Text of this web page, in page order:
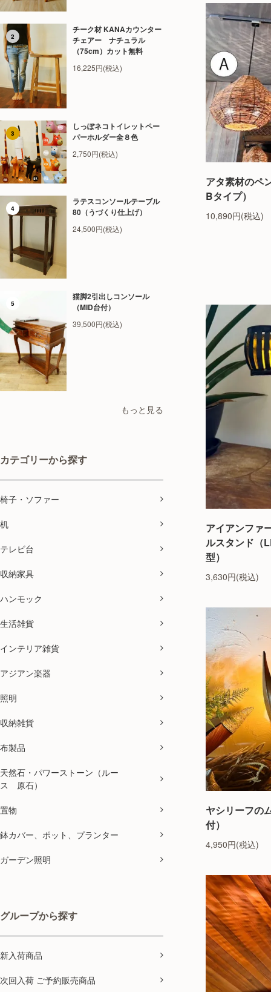
2
チーク材 KANAカウンター
チェアー ナチュラル
（75cm）カット無料
16,225円(税込)
3
しっぽネコトイレットペー
パーホルダー全８色
2,750円(税込)
4
ラテスコンソールテーブル
80（うづくり仕上げ）
24,500円(税込)
5
猫脚2引出しコンソール
（MID台付）
39,500円(税込)
もっと見る
カテゴリーから探す
椅子・ソファー
机
テレビ台
収納家具
ハンモック
生活雑貨
インテリア雑貨
アジアン楽器
照明
収納雑貨
布製品
天然石・パワーストーン（ルー
ス 原石）
置物
鉢カバー、ポット、プランター
ガーデン照明
グループから探す
新入荷商品
次回入荷 ご予約販売商品
アタ素材のペ
Bタイプ）
10,890円(税込)
アイアンファ
ルスタンド（
型）
3,630円(税込)
ヤシリーフの
付）
4,950円(税込)